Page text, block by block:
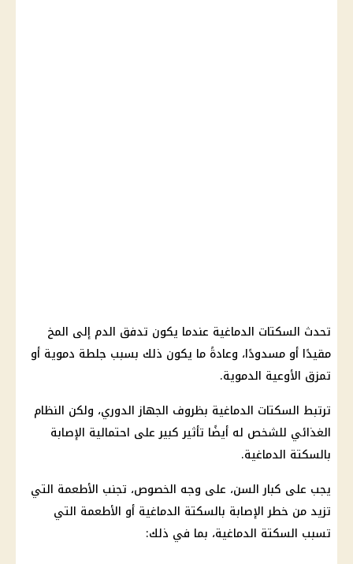
تحدث السكتات الدماغية عندما يكون تدفق الدم إلى المخ
مقيدًا أو مسدودًا، وعادةً ما يكون ذلك بسبب جلطة دموية أو
تمزق الأوعية الدموية.
ترتبط السكتات الدماغية بظروف الجهاز الدوري، ولكن النظام
الغذائي للشخص له أيضًا تأثير كبير على احتمالية الإصابة
بالسكتة الدماغية.
يجب على كبار السن، على وجه الخصوص، تجنب الأطعمة التي
تزيد من خطر الإصابة بالسكتة الدماغية أو الأطعمة التي
تسبب السكتة الدماغية، بما في ذلك: